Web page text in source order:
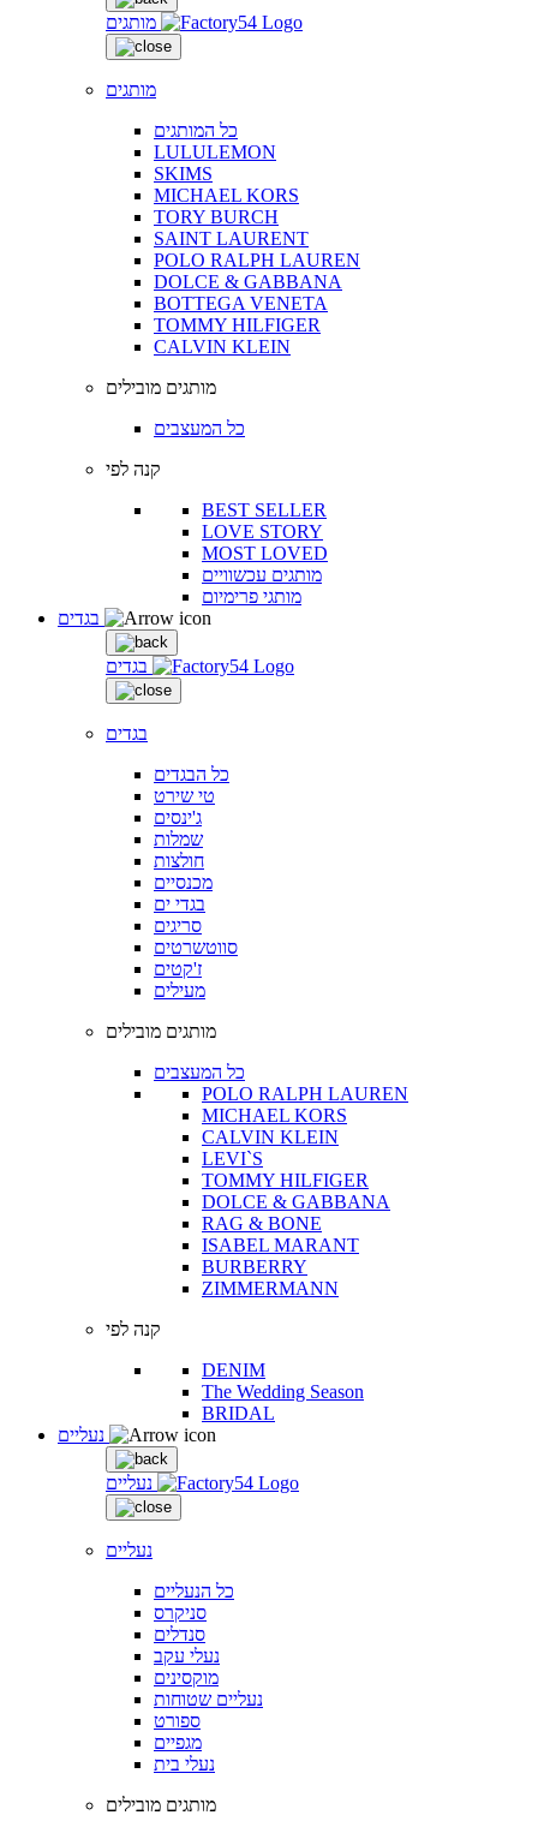
מותגים
מותגים
כל המותגים
LULULEMON
SKIMS
MICHAEL KORS
TORY BURCH
SAINT LAURENT
POLO RALPH LAUREN
DOLCE & GABBANA
BOTTEGA VENETA
TOMMY HILFIGER
CALVIN KLEIN
מותגים מובילים
כל המעצבים
קנה לפי
BEST SELLER
LOVE STORY
MOST LOVED
מותגים עכשוויים
מותגי פרימיום
בגדים
בגדים
כל הבגדים
טי שירט
ג'ינסים
שמלות
חולצות
מכנסיים
בגדי ים
סריגים
סווטשרטים
ז'קטים
מעילים
מותגים מובילים
כל המעצבים
POLO RALPH LAUREN
MICHAEL KORS
CALVIN KLEIN
LEVI`S
TOMMY HILFIGER
DOLCE & GABBANA
RAG & BONE
ISABEL MARANT
BURBERRY
ZIMMERMANN
קנה לפי
DENIM
The Wedding Season
BRIDAL
נעליים
נעליים
כל הנעליים
סניקרס
סנדלים
נעלי עקב
מוקסינים
נעליים שטוחות
ספורט
מגפיים
נעלי בית
מותגים מובילים